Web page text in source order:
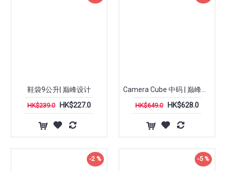
鞋袋9公升| 巅峰设计
HK$239.0 HK$227.0 HK$649.0 HK$628.0
-2 % -5 %